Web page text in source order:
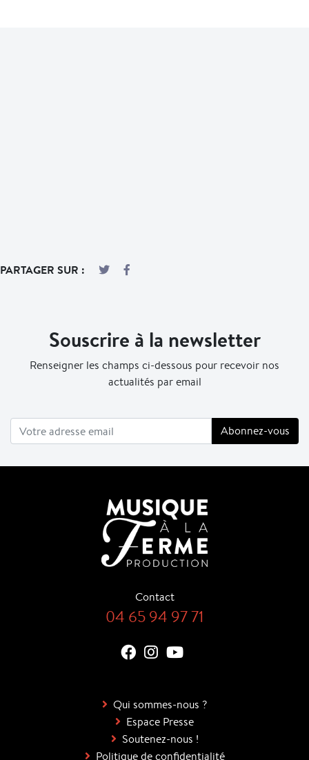
PARTAGER SUR :
Souscrire à la newsletter
Renseigner les champs ci-dessous pour recevoir nos
actualités par email
Contact
04 65 94 97 71
Qui sommes-nous ?
Espace Presse
Soutenez-nous !
Politique de confidentialité